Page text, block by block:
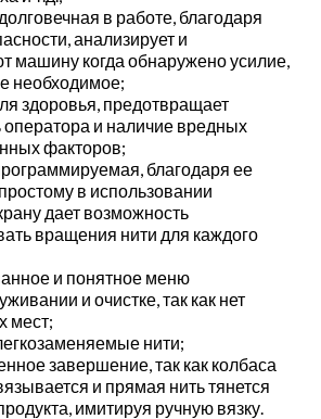
в работе, благодаря
анализирует и
машину когда обнаружено усилие,
здоровья, предотвращает
и наличие вредных
факторов;
благодаря ее
в использовании
дает возможность
вращения нити для каждого
и понятное меню
и очистке, так как нет
мест;
нити;
завершение, так как колбаса
и прямая нить тянется
имитируя ручную вязку.